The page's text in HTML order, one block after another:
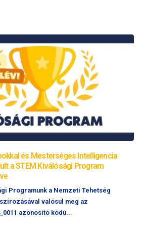
és Mesterséges Intelligencia
a STEM Kiválósági Program
Programunk a Nemzeti Tehetség
valósul meg az
azonosító kódú...